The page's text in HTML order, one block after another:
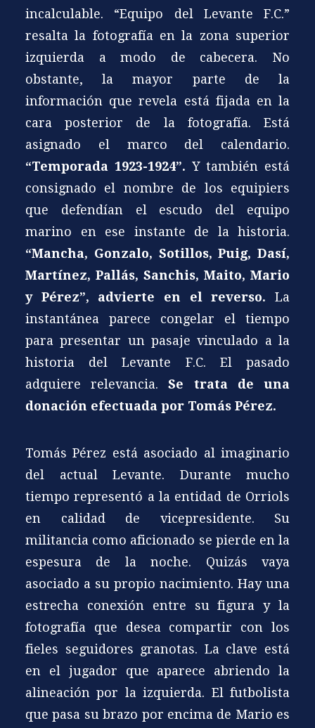
incalculable. “Equipo del Levante F.C.”
resalta la fotografía en la zona superior
izquierda a modo de cabecera. No
obstante, la mayor parte de la
información que revela está fijada en la
cara posterior de la fotografía. Está
asignado el marco del calendario.
“Temporada 1923-1924”. Y también está
consignado el nombre de los equipiers
que defendían el escudo del equipo
marino en ese instante de la historia.
“Mancha, Gonzalo, Sotillos, Puig, Dasí,
Martínez, Pallás, Sanchis, Maito, Mario
y Pérez”, advierte en el reverso. La
instantánea parece congelar el tiempo
para presentar un pasaje vinculado a la
historia del Levante F.C. El pasado
adquiere relevancia.Se trata de una
donación efectuada por Tomás Pérez.
Tomás Pérez está asociado al imaginario
del actual Levante. Durante mucho
tiempo representó a la entidad de Orriols
en calidad de vicepresidente. Su
militancia como aficionado se pierde en la
espesura de la noche. Quizás vaya
asociado a su propio nacimiento. Hay una
estrecha conexión entre su figura y la
fotografía que desea compartir con los
fieles seguidores granotas. La clave está
en el jugador que aparece abriendo la
alineación por la izquierda. El futbolista
que pasa su brazo por encima de Mario es